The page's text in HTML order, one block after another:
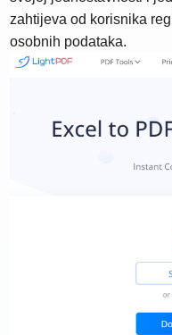
zahtijeva od korisnika
osobnih podataka.